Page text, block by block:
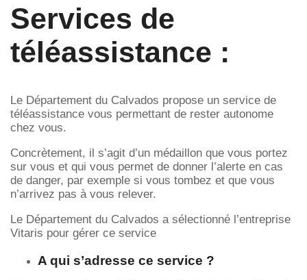
Services de
téléassistance :
Le Département du Calvados propose un service de
téléassistance vous permettant de rester autonome
chez vous.
Concrètement, il s’agit d’un médaillon que vous portez
sur vous et qui vous permet de donner l’alerte en cas
de danger, par exemple si vous tombez et que vous
n’arrivez pas à vous relever.
Le Département du Calvados a sélectionné l’entreprise
Vitaris pour gérer ce service
A qui s’adresse ce service ?